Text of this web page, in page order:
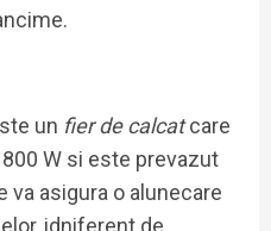
un fier de calcatcare
W si este prevazut
va asigura o alunecare
idniferent de